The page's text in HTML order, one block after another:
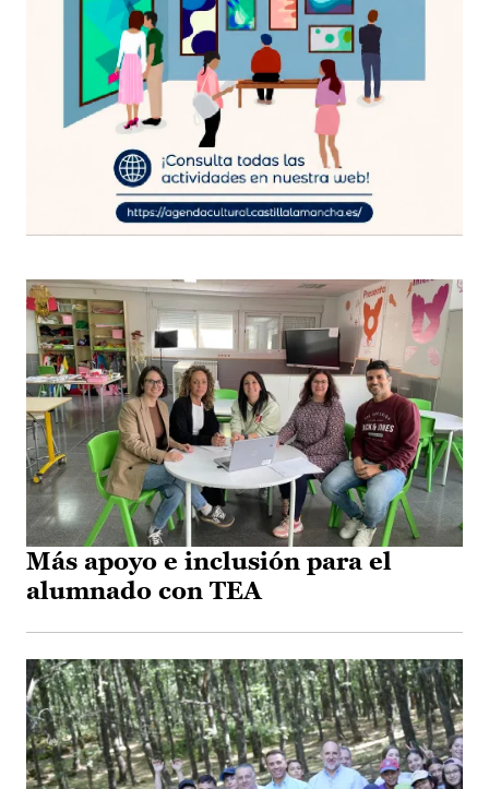
Más apoyo e inclusión para el
alumnado con TEA